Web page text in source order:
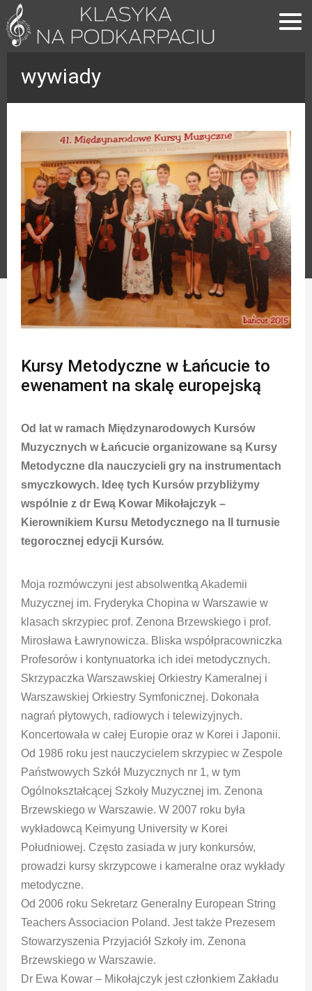
wywiady
Kursy Metodyczne w Łańcucie to
ewenament na skalę europejską
Od lat w ramach Międzynarodowych Kursów
Muzycznych w Łańcucie organizowane są Kursy
Metodyczne dla nauczycieli gry na instrumentach
smyczkowych. Ideę tych Kursów przybliżymy
wspólnie z dr Ewą Kowar Mikołajczyk –
Kierownikiem Kursu Metodycznego na II turnusie
tegorocznej edycji Kursów.
Moja rozmówczyni jest absolwentką Akademii
Muzycznej im. Fryderyka Chopina w Warszawie w
klasach skrzypiec prof. Zenona Brzewskiego i prof.
Mirosława Ławrynowicza. Bliska współpracowniczka
Profesorów i kontynuatorka ich idei metodycznych.
Skrzypaczka Warszawskiej Orkiestry Kameralnej i
Warszawskiej Orkiestry Symfonicznej. Dokonała
nagrań płytowych, radiowych i telewizyjnych.
Koncertowała w całej Europie oraz w Korei i Japonii.
Od 1986 roku jest nauczycielem skrzypiec w Zespole
Państwowych Szkół Muzycznych nr 1, w tym
Ogólnokształcącej Szkoły Muzycznej im. Zenona
Brzewskiego w Warszawie. W 2007 roku była
wykładowcą Keimyung University w Korei
Południowej. Często zasiada w jury konkursów,
prowadzi kursy skrzypcowe i kameralne oraz wykłady
metodyczne.
Od 2006 roku Sekretarz Generalny European String
Teachers Associacion Poland. Jest także Prezesem
Stowarzyszenia Przyjaciół Szkoły im. Zenona
Brzewskiego w Warszawie.
Dr Ewa Kowar – Mikołajczyk jest członkiem Zakładu